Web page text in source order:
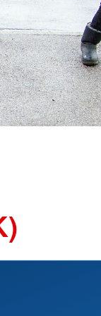
und